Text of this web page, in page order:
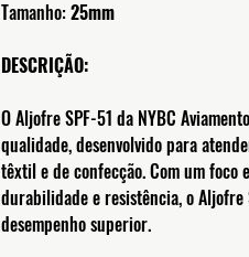
Tamanho:25mm
DESCRIÇÃO:
O Aljofre SPF-51 da NYBC
qualidade, desenvolvido para
têxtil e de confecção. Com um foco
durabilidade e resistência, o Aljofre
desempenho superior.